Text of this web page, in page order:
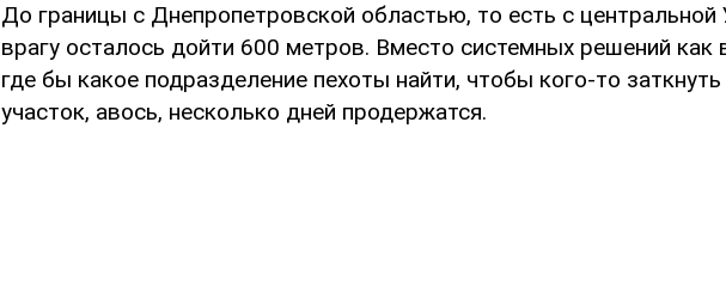
До границы с Днепропетровской областью, то есть с центральной
врагу осталось дойти 600 метров. Вместо системных решений как
где бы какое подразделение пехоты найти, чтобы кого-то заткнуть
участок, авось, несколько дней продержатся.